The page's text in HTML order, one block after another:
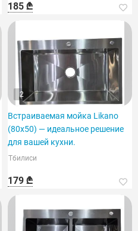
185 ₾
2
Встраиваемая мойка Likano
(80x50) — идеальное решение
для вашей кухни.
Тбилиси
179 ₾